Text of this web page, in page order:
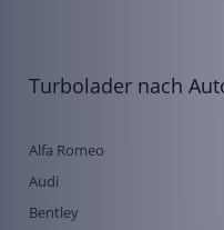
Turbolader nach
Alfa Romeo
Audi
Bentley